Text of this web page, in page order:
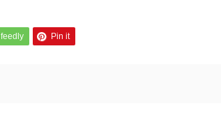
feedly Pin it